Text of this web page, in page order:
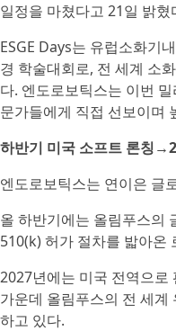
일정을 마쳤다고 21일 밝혔
ESGE Days는 유럽소화기
경 학술대회로, 전 세계 소
다. 엔도로보틱스는 이번
문가들에게 직접 선보이며
하반기 미국 소프트 론칭
엔도로보틱스는 연이은 글
올 하반기에는 올림푸스의
510(k) 허가 절차를 밟아온
2027년에는 미국 전역으로
가운데 올림푸스의 전 세
하고 있다.